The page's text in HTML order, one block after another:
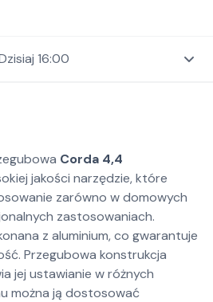
16:00
Corda 4,4
jakości narzędzie, które
zarówno w domowych
zastosowaniach.
z aluminium, co gwarantuje
Przegubowa konstrukcja
jej ustawianie w różnych
można ją dostosować